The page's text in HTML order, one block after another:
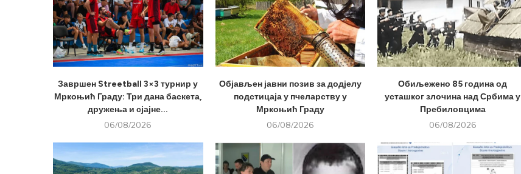
Завршен Streetball 3×3 турнир у
Мркоњић Граду: Три дана баскета,
дружења и сјајне...
06/08/2026
Објављен јавни позив за додјелу
подстицаја у пчеларству у
Мркоњић Граду
06/08/2026
Обиљежено 85 година од
усташког злочина над Србима у
Пребиловцима
06/08/2026